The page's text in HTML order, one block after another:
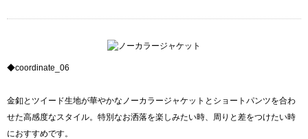
◆coordinate_06
金釦とツイード生地が華やかなノーカラージャケットとショートパンツを合わ
せた高感度なスタイル。特別なお洒落を楽しみたい時、周りと差をつけたい時
におすすめです。